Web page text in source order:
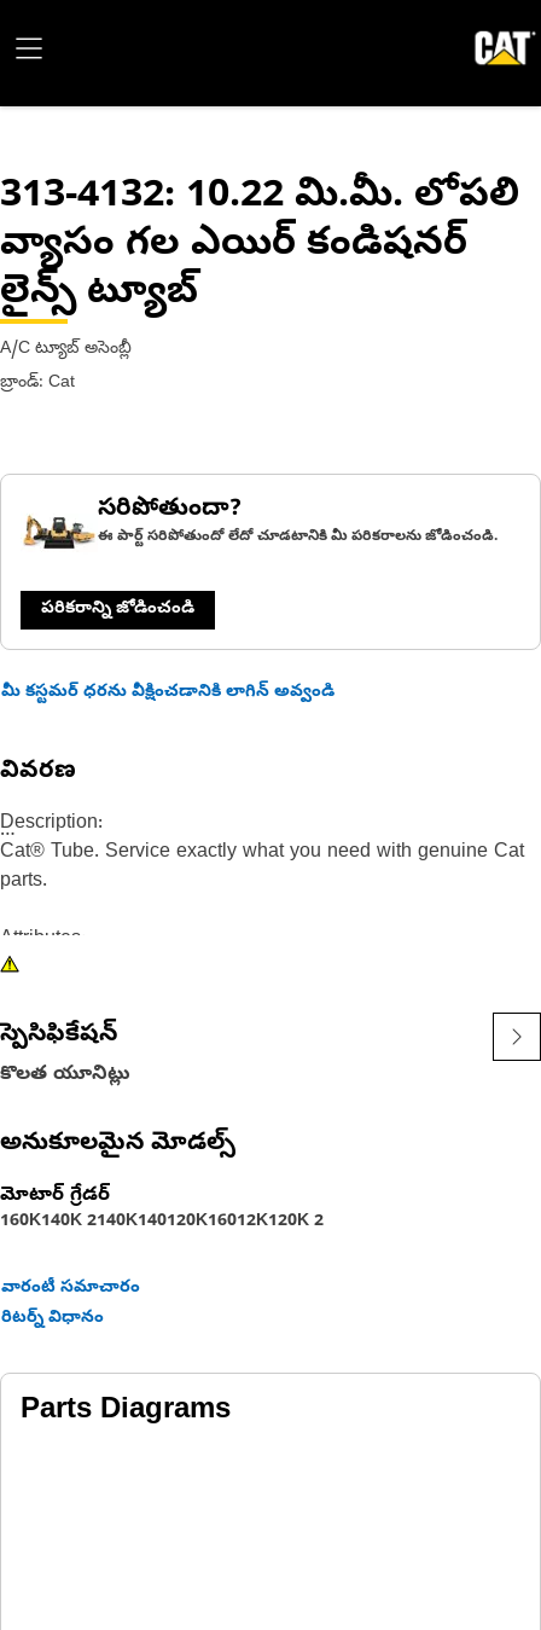
313-4132: 10.22 మి.మీ. లోపలి
వ్యాసం గల ఎయిర్ కండిషనర్
లైన్స్ ట్యూబ్
A/C ట్యూబ్ అసెంబ్లీ
బ్రాండ్: Cat
సరిపోతుందా?
ఈ పార్ట్ సరిపోతుందో లేదో చూడటానికి మీ పరికరాలను జోడించండి.
పరికరాన్ని జోడించండి
మీ కస్టమర్ ధరను వీక్షించడానికి లాగిన్ అవ్వండి
వివరణ
Description:
Cat® Tube. Service exactly what you need with genuine Cat
parts.
Attributes:
•Direct OEM Replacement
Applications:
• For use in a variety of Cat applications.
స్పెసిఫికేషన్
కొలత యూనిట్లు
అనుకూలమైన మోడల్స్
మోటార్ గ్రేడర్
160K140K 2140K140120K16012K120K 2
వారంటీ సమాచారం
రిటర్న్ విధానం
Parts Diagrams